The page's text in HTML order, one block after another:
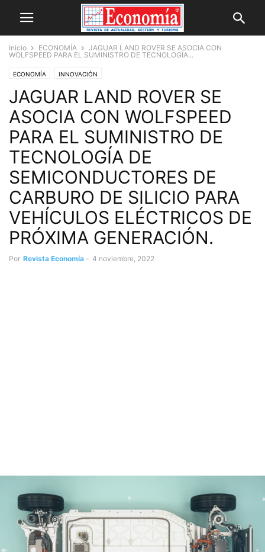
Inicio ECONOMÍA
JAGUAR LAND ROVER SE ASOCIA CON
WOLFSPEED PARA EL SUMINISTRO DE TECNOLOGÍA...
ECONOMÍA INNOVACIÓN
JAGUAR LAND ROVER SE
ASOCIA CON WOLFSPEED
PARA EL SUMINISTRO DE
TECNOLOGÍA DE
SEMICONDUCTORES DE
CARBURO DE SILICIO PARA
VEHÍCULOS ELÉCTRICOS DE
PRÓXIMA GENERACIÓN.
Por Revista Economía - 4 noviembre, 2022